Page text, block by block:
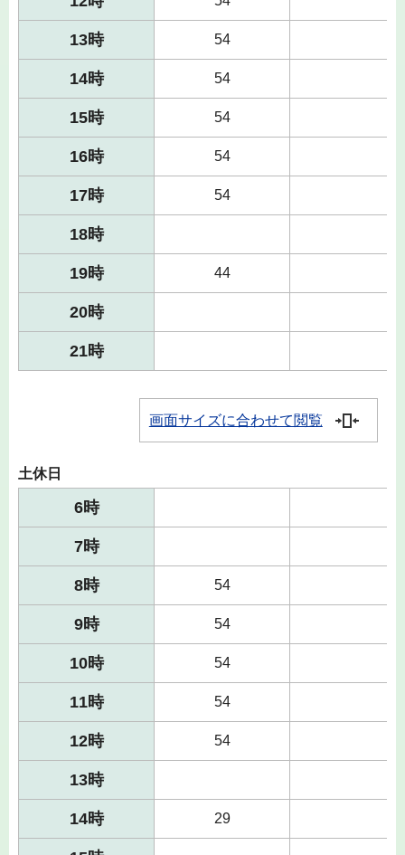
13時 54
14時 54
15時 54
16時 54
17時 54
18時
19時 44
20時
21時
画面サイズに合わせて閲覧
土休日
6時
7時
8時 54
9時 54
10時 54
11時 54
12時 54
13時
14時 29